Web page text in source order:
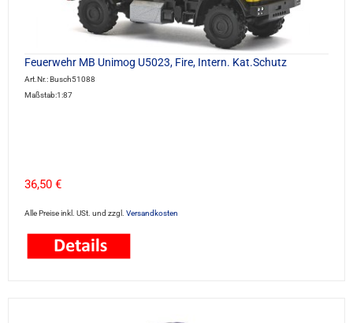
Feuerwehr MB Unimog U5023, Fire, Intern. Kat.Schutz
Art.Nr.: Busch51088
Maßstab:1:87
36,50 €
Alle Preise inkl. USt. und zzgl. Versandkosten